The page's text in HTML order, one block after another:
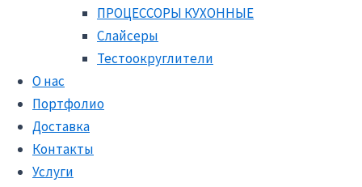
ПРОЦЕССОРЫ КУХОННЫЕ
Слайсеры
Тестоокруглители
О нас
Портфолио
Доставка
Контакты
Услуги